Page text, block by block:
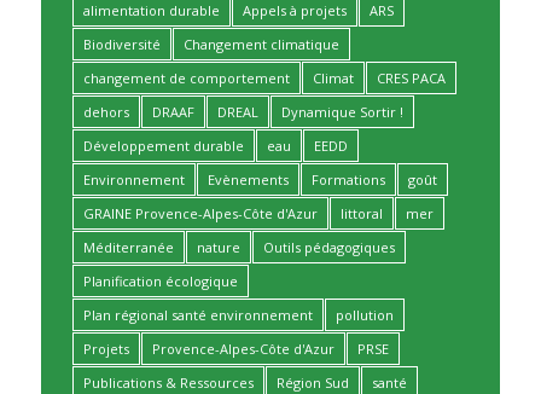
alimentation durable
Appels à projets
ARS
Biodiversité
Changement climatique
changement de comportement
Climat
CRES PACA
dehors
DRAAF DREAL
Dynamique Sortir !
Développement durable
eau
EEDD
Environnement
Evènements Formations
goût
GRAINE Provence-Alpes-Côte d'Azur
littoral
mer
Méditerranée
nature
Outils pédagogiques
Planification écologique
Plan régional santé environnement
pollution
Projets
Provence-Alpes-Côte d'Azur
PRSE
Publications & Ressources
Région Sud
santé